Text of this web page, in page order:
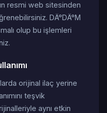
resmi web sitesinden
DÄ°DÄ°M
olup bu işlemleri
orijinal ilaç yerine
teşvik
aynı etkin